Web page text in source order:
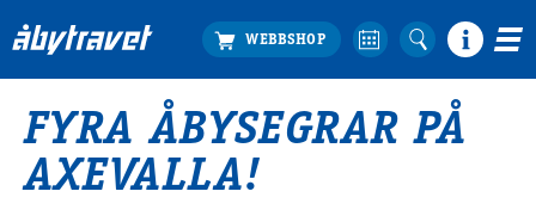
Köp biljett
Travprogrammet
FYRA ÅBYSEGRAR PÅ
AXEVALLA!